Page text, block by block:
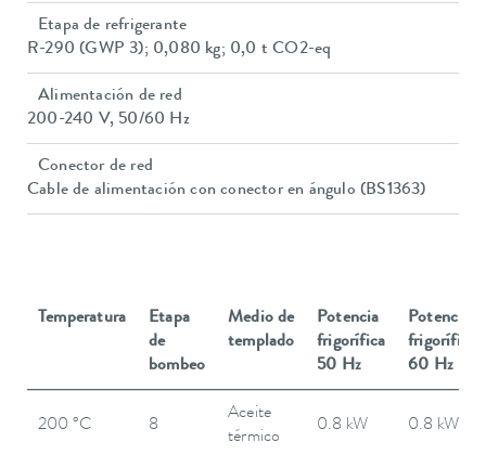
Etapa de refrigerante
R-290 (GWP 3); 0,080 kg; 0,0 t CO2-eq
Alimentación de red
200-240 V, 50/60 Hz
Conector de red
Cable de alimentación con conector en ángulo (BS1363)
Temperatura
Etapa
de
bombeo
Medio de
templado
Potencia
frigorífica
50 Hz
Potencia
frigorífica
60 Hz
200 °C 8
Aceite
térmico
0.8 kW 0.8 kW